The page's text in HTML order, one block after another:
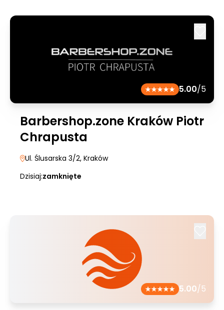
5.00/5
Barbershop.zone Kraków Piotr
Chrapusta
Ul. Ślusarska 3/2, Kraków
Dzisiaj:zamknięte
5.00/5